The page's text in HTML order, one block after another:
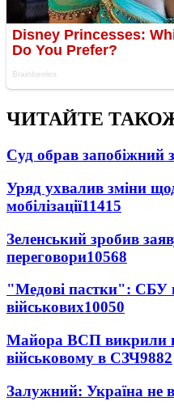
ЧИТАЙТЕ
Суд обрав запобіжний
Уряд ухвалив зміни
мобілізації11415
Зеленський зробив
переговори10568
"Медові пастки": СБУ
військових10050
Майора ВСП викрили
військовому в СЗЧ9882
Залужний: Україна не